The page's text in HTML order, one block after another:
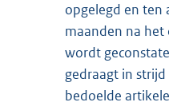
opgelegd en ten
maanden na het
wordt
gedraagt in
bedoelde